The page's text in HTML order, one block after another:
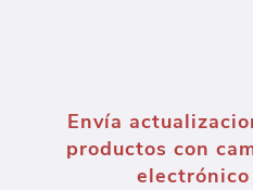
Envía
productos con